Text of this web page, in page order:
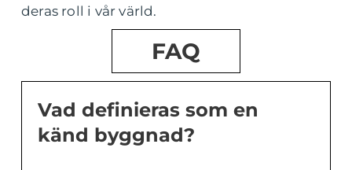
deras roll i vår värld.
FAQ
Vad definieras som en
känd byggnad?